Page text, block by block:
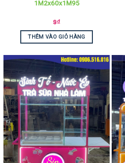
1M2x60x1M95
9₫
THÊM VÀO GIỎ HÀNG